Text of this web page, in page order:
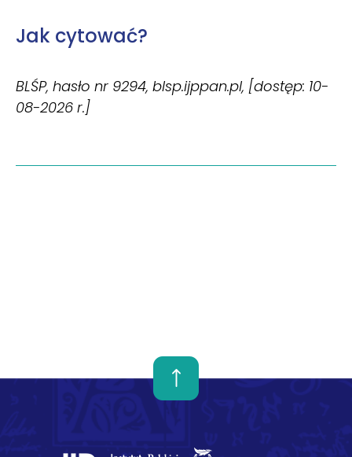
Jak cytować?
BLŚP, hasło nr 9294, blsp.ijppan.pl, [dostęp: 10-
08-2026 r.]